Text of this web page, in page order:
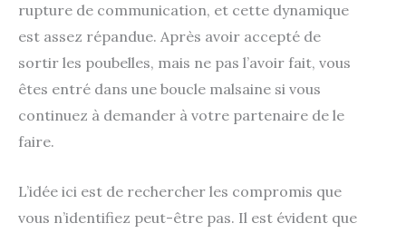
rupture de communication, et cette dynamique
est assez répandue. Après avoir accepté de
sortir les poubelles, mais ne pas l’avoir fait, vous
êtes entré dans une boucle malsaine si vous
continuez à demander à votre partenaire de le
faire.
L’idée ici est de rechercher les compromis que
vous n’identifiez peut-être pas. Il est évident que